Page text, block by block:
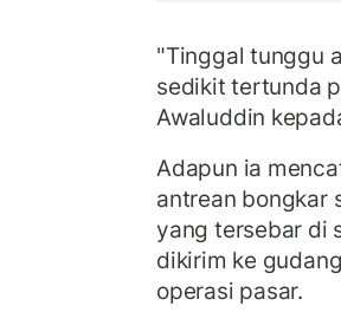
"Tinggal tunggu
sedikit tertunda
Awaluddin
Adapun ia
antrean bongkar
yang tersebar di
dikirim ke
operasi pasar.